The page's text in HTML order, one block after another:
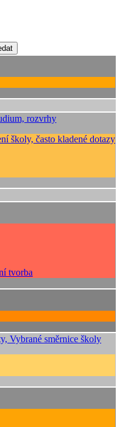
rozvrhy
školy, často kladené dotazy
tvorba
Vybrané směrnice školy